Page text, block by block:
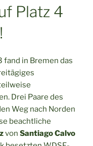
Platz 4
in Bremen das
Drei Paare des
Weg nach Norden
beachtliche
von Santiago Calvo